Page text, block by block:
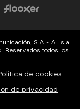
S.A - A. Isla
Reservados todos los
de cookies
de privacidad